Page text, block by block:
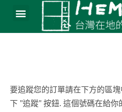
要追蹤您的訂單請在下方的區
下 "追蹤" 按鈕. 這個號碼在給